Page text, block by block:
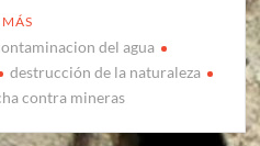
MÁS
del agua
destrucción de la naturaleza
contra mineras